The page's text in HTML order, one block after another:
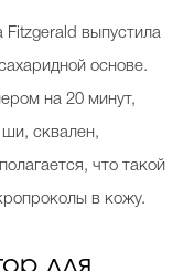
Fitzgerald выпустила
основе.
на 20 минут,
сквален,
что такой
в кожу.
для